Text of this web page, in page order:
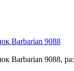
Barbarian 9088
Barbarian 9088,